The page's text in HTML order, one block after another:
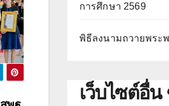
การศึกษา 2569
พิธีลงนามถวายพระ
เว็บไซต์อื่น